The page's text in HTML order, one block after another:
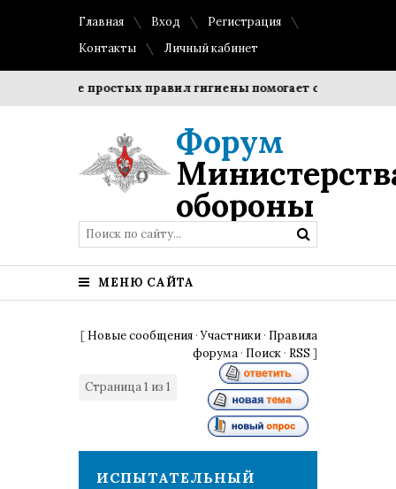
Главная Вход
Регистрация
Контакты
Личный кабинет
простых правил гигиены помогает сохранить
Форум
обороны
МЕНЮ САЙТА
[ Новые сообщения ·Участники · Правила
форума · Поиск · RSS ]
Страница1 из 1
ИСПЫТАТЕЛЬНЫЙ